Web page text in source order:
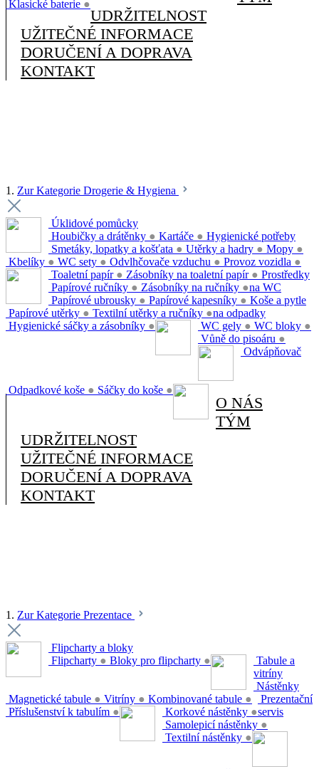
Klasické baterie ●
UDRŽITELNOST
UŽITEČNÉ INFORMACE
DORUČENÍ A DOPRAVA
KONTAKT
1. Zur Kategorie Drogerie & Hygiena
Úklidové pomůcky
Houbičky a drátěnky ● Kartáče ●
Smetáky, lopatky a košťata ● Utěrky a hadry ● Mopy ●
Kbelíky ● WC sety ● Odvlhčovače vzduchu ● Provoz vozidla ●
Hygienické potřeby
Toaletní papír ● Zásobníky na toaletní papír ●
Papírové ručníky ● Zásobníky na ručníky ●
Papírové ubrousky ● Papírové kapesníky ●
Papírové utěrky ● Textilní utěrky a ručníky ●
Hygienické sáčky a zásobníky ●
Prostředky
na WC
WC gely ● WC bloky ●
Vůně do pisoáru ●
Koše a pytle
na odpadky
Odpadkové koše ● Sáčky do koše ●
Odvápňovač
O NÁS
TÝM
UDRŽITELNOST
UŽITEČNÉ INFORMACE
DORUČENÍ A DOPRAVA
KONTAKT
1. Zur Kategorie Prezentace
Flipcharty a bloky
Flipcharty ● Bloky pro flipcharty ●
Tabule a
vitríny
Magnetické tabule ● Vitríny ● Kombinované tabule ●
Příslušenství k tabulím ●
Nástěnky
Korkové nástěnky ●
Samolepicí nástěnky ●
Textilní nástěnky ●
Prezentační
servis